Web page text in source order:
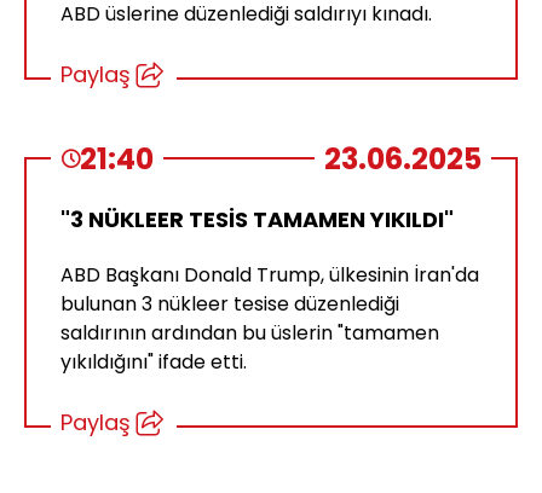
ABD üslerine düzenlediği saldırıyı kınadı.
Paylaş
21:40 23.06.2025
"3 NÜKLEER TESİS TAMAMEN YIKILDI"
ABD Başkanı Donald Trump, ülkesinin İran'da
bulunan 3 nükleer tesise düzenlediği
saldırının ardından bu üslerin "tamamen
yıkıldığını" ifade etti.
Paylaş